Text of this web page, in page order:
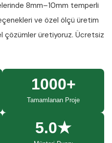
8mm–10mm temperli
ve özel ölçü üretim
çözümler üretiyoruz. Ücretsiz
1000+
Tamamlanan Proje
5.0★